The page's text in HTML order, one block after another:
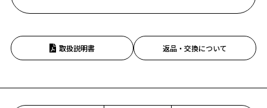
取扱説明書 返品・交換について